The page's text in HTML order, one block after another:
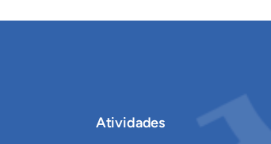
Atividades